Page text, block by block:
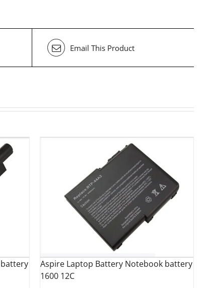
Email This Product
Aspire Laptop Battery Notebook battery
1600 12C